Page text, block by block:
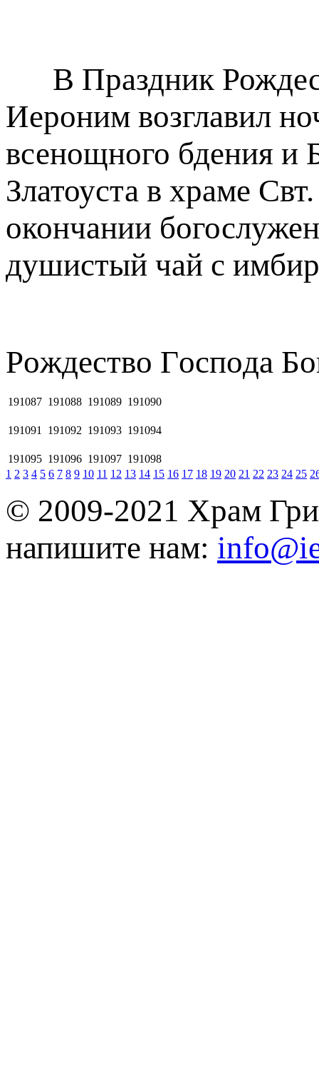
В Праздник
Иероним возглавил
всенощного бдения
Златоуста в храме
окончании
душистый чай с
Рoждecтвo Гocпoдa
191087 191088 191089 191090
191091 191092 191093 191094
191095 191096 191097 191098
1 2 3 4 5 6 7 8 9 10 11 12 13 14 15 16 17 18 19 20 21 22 23 24 25
© 2009-2021 Храм
напишите нам: